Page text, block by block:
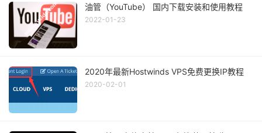
油管（YouTube） 国内下载安装和使用教程
2022-01-23
2020年最新Hostwinds VPS免费更换IP教程
2020-02-01